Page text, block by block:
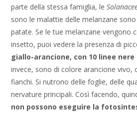
parte della stessa famiglia, le
sono le malattie delle melanzane
patate. Se le tue melanzane vengono
insetto, puoi vedere la presenza di
giallo-arancione, con 10 linee nere
invece, sono di colore arancione vivo,
fianchi. Si nutrono delle foglie, delle
nervature principali. Così facendo,
non possono eseguire la